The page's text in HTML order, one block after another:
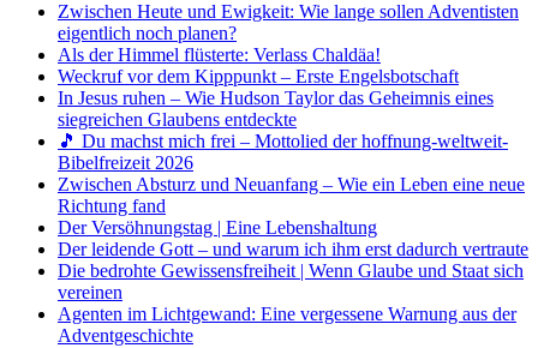
Zwischen Heute und Ewigkeit: Wie lange sollen Adventisten
eigentlich noch planen?
Als der Himmel flüsterte: Verlass Chaldäa!
Weckruf vor dem Kipppunkt – Erste Engelsbotschaft
In Jesus ruhen – Wie Hudson Taylor das Geheimnis eines
siegreichen Glaubens entdeckte
🎵 Du machst mich frei – Mottolied der hoffnung-weltweit-
Bibelfreizeit 2026
Zwischen Absturz und Neuanfang – Wie ein Leben eine neue
Richtung fand
Der Versöhnungstag | Eine Lebenshaltung
Der leidende Gott – und warum ich ihm erst dadurch vertraute
Die bedrohte Gewissensfreiheit | Wenn Glaube und Staat sich
vereinen
Agenten im Lichtgewand: Eine vergessene Warnung aus der
Adventgeschichte